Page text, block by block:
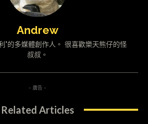
Andrew
"的多媒體創作人。 很喜歡樂天熊仔的怪
叔叔。
- 廣告 -
Related Articles